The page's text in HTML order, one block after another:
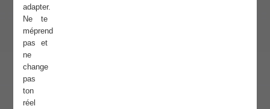
adapter.
Ne te
méprend
pas et
ne
change
pas
ton
réel